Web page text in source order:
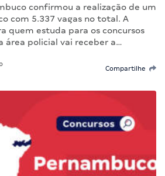
confirmou a realização de um
com 5.337 vagas no total. A
quem estuda para os concursos
área policial vai receber a…
Compartilhe